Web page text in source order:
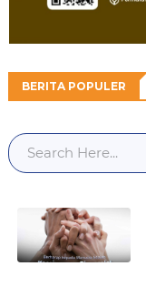
BERITA POPULER